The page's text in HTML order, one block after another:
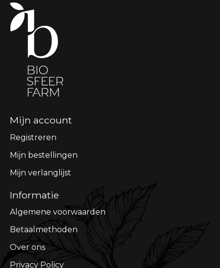
Mijn account
Registreren
Mijn bestellingen
Mijn verlanglijst
Informatie
Algemene voorwaarden
Betaalmethoden
Over ons
Privacy Policy